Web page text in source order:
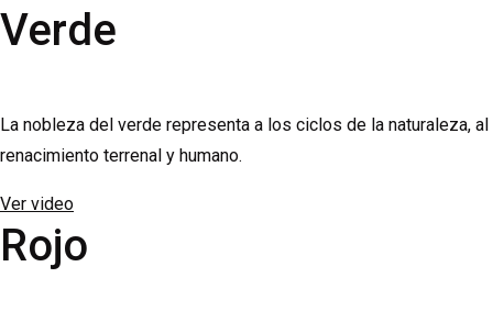
Verde
La nobleza del verde representa a los ciclos de la naturaleza, al
renacimiento terrenal y humano.
Ver video
Rojo